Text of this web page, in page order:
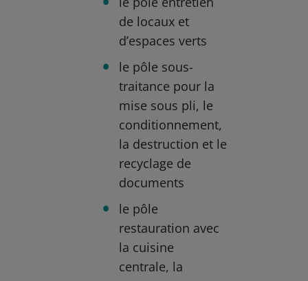
de locaux et
d’espaces verts
le pôle sous-
traitance pour la
mise sous pli, le
conditionnement,
la destruction et le
recyclage de
documents
le pôle
restauration avec
la cuisine
centrale, la